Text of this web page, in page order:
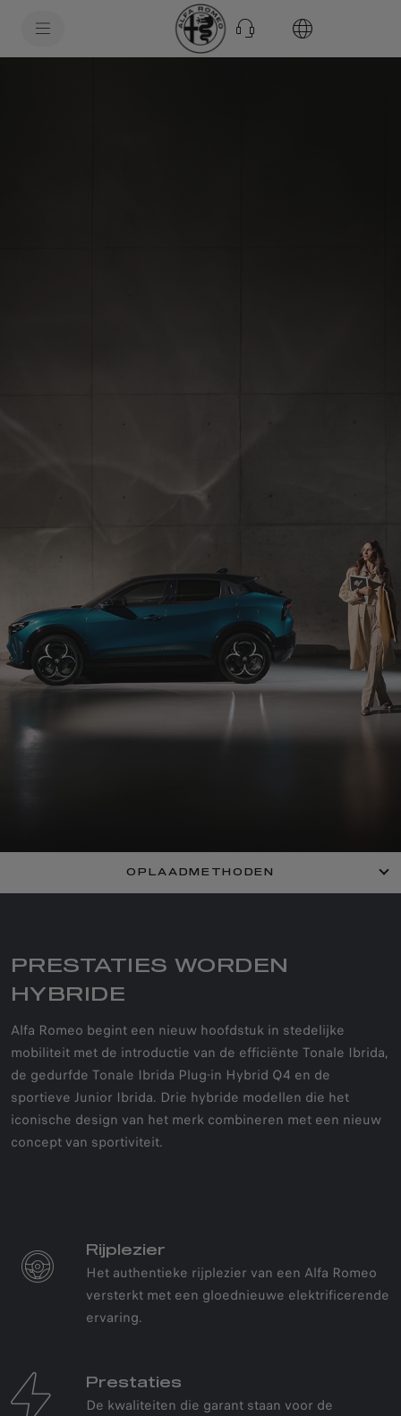
OPLAADMETHODEN
PRESTATIES WORDEN
HYBRIDE
Alfa Romeo begint een nieuw hoofdstuk in stedelijke
mobiliteit met de introductie van de efficiënte Tonale Ibrida,
de gedurfde Tonale Ibrida Plug-in Hybrid Q4 en de
sportieve Junior Ibrida. Drie hybride modellen die het
iconische design van het merk combineren met een nieuw
concept van sportiviteit.
Rijplezier
Het authentieke rijplezier van een Alfa Romeo
versterkt met een gloednieuwe elektrificerende
ervaring.
Prestaties
De kwaliteiten die garant staan voor de